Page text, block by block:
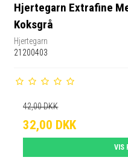
Hjertegarn Extrafine
Koksgrå
Hjertegarn
21200403
42,00 DKK
32,00 DKK
VIS